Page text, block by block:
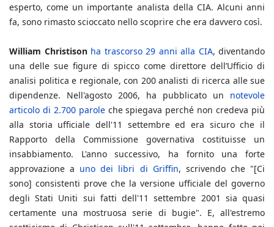
esperto, come un importante analista della CIA. Alcuni anni
fa, sono rimasto scioccato nello scoprire che era davvero così.
William Christison ha trascorso 29 anni alla CIA, diventando
una delle sue figure di spicco come direttore dell’Ufficio di
analisi politica e regionale, con 200 analisti di ricerca alle sue
dipendenze. Nell'agosto 2006, ha pubblicato un notevole
articolo di 2.700 paroleche spiegava perché non credeva più
alla storia ufficiale dell'11 settembre ed era sicuro che il
Rapporto della Commissione governativa costituisse un
insabbiamento. L'anno successivo, ha fornito una forte
approvazione a uno dei libri di Griffin, scrivendo che "[Ci
sono] consistenti prove che la versione ufficiale del governo
degli Stati Uniti sui fatti dell'11 settembre 2001 sia quasi
certamente una mostruosa serie di bugie". E, all'estremo